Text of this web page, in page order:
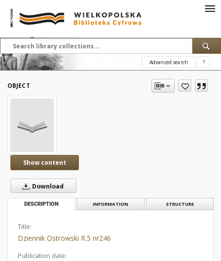
Advanced search ?
OBJECT
Show content
Download
DESCRIPTION INFORMATION STRUCTURE
Title:
Dziennik Ostrowski R.5 nr246
Publication date: